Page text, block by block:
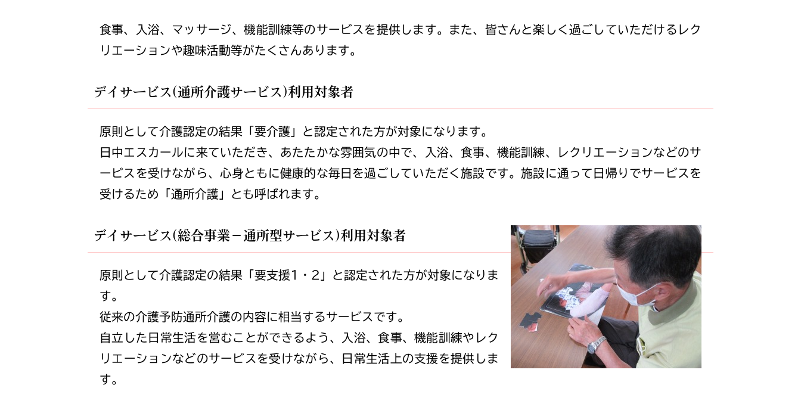
食事、入浴、マッサージ、機能訓練等のサービスを提供します。また、皆さんと楽しく過ごしていただけるレク
リエーションや趣味活動等がたくさんあります。
デイサービス(通所介護サービス)利用対象者
原則として介護認定の結果「要介護」と認定された方が対象になります。
日中エスカールに来ていただき、あたたかな雰囲気の中で、入浴、食事、機能訓練、レクリエーションなどのサ
ービスを受けながら、心身ともに健康的な毎日を過ごしていただく施設です。施設に通って日帰りでサービスを
受けるため「通所介護」とも呼ばれます。
デイサービス(総合事業－通所型サービス)利用対象者
原則として介護認定の結果「要支援1・2」と認定された方が対象になりま
す。
従来の介護予防通所介護の内容に相当するサービスです。
自立した日常生活を営むことができるよう、入浴、食事、機能訓練やレク
リエーションなどのサービスを受けながら、日常生活上の支援を提供しま
す。